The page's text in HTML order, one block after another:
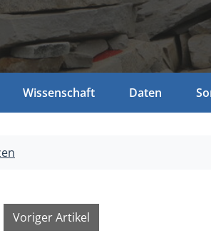
Wissenschaft Daten
Voriger Artikel